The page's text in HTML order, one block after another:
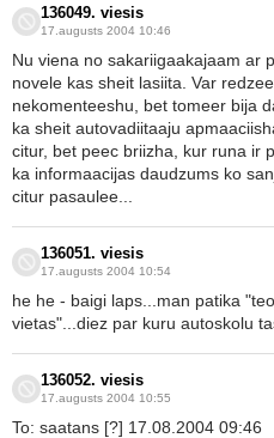
136049. viesis
17.augusts 2004 10:46
Nu viena no sakariigaakajaam ar
novele kas sheit lasiita. Var
nekomenteeshu, bet tomeer bija
ka sheit autovadiitaaju
citur, bet peec briizha, kur runa ir
ka informaacijas daudzums ko
citur pasaulee...
136051. viesis
17.augusts 2004 10:54
he he - baigi laps...man patika
vietas"...diez par kuru autoskolu
136052. viesis
17.augusts 2004 10:55
To: saatans [?] 17.08.2004 09:46